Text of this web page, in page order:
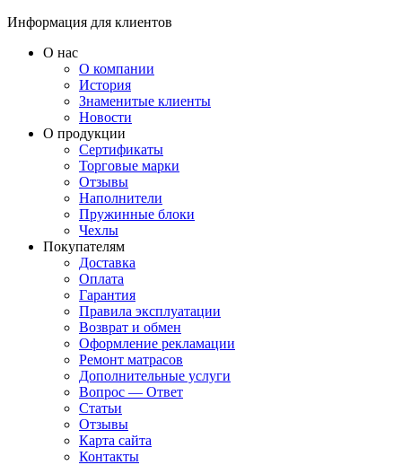
Информация для клиентов
О нас
О компании
История
Знаменитые клиенты
Новости
О продукции
Сертификаты
Торговые марки
Отзывы
Наполнители
Пружинные блоки
Чехлы
Покупателям
Доставка
Оплата
Гарантия
Правила эксплуатации
Возврат и обмен
Оформление рекламации
Ремонт матрасов
Дополнительные услуги
Вопрос — Ответ
Статьи
Отзывы
Карта сайта
Контакты